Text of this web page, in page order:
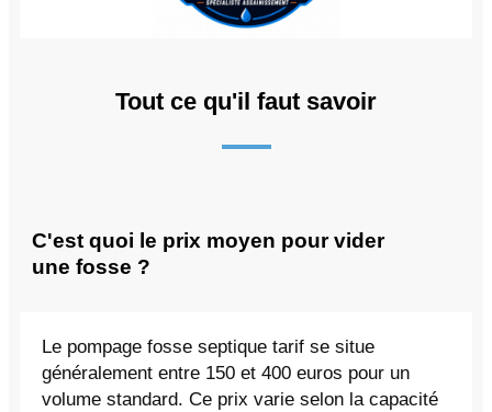
Tout ce qu'il faut savoir
C'est quoi le prix moyen pour vider
une fosse ?
Le pompage fosse septique tarif se situe
généralement entre 150 et 400 euros pour un
volume standard. Ce prix varie selon la capacité